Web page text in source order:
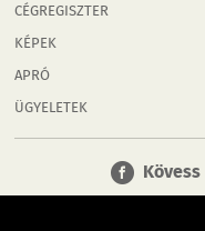
CÉGREGISZTER
KÉPEK
APRÓ
ÜGYELETEK